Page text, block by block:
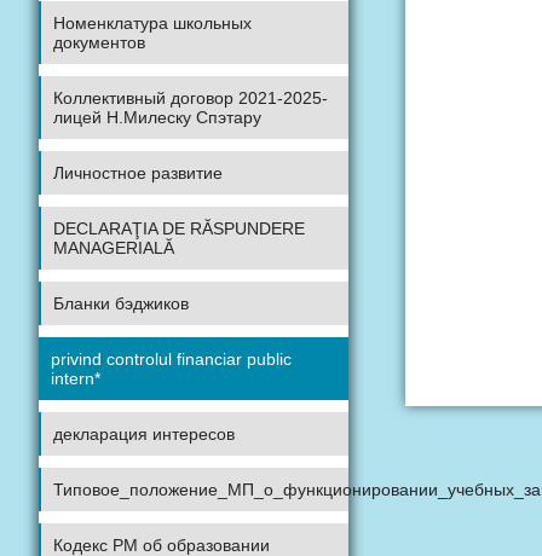
Номенклатура школьных
документов
Коллективный договор 2021-2025-
лицей Н.Милеску Спэтару
Личностное развитие
DECLARAŢIA DE RĂSPUNDERE
MANAGERIALĂ
Бланки бэджиков
privind controlul financiar public
intern*
декларация интересов
Кодекс РМ об образовании